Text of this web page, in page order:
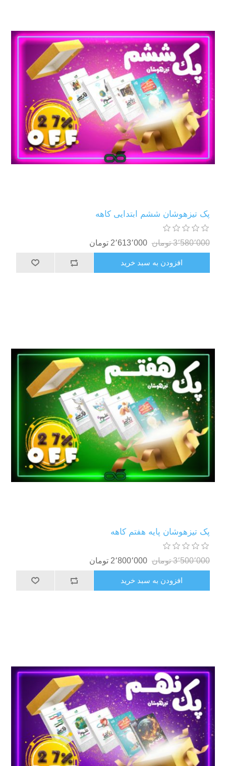
پک تیزهوشان ششم ابتدایی کاهه
3٬580٬000 تومان 2٬613٬000 تومان
افزودن به سبد خرید
پک تیزهوشان پایه هفتم کاهه
3٬500٬000 تومان 2٬800٬000 تومان
افزودن به سبد خرید